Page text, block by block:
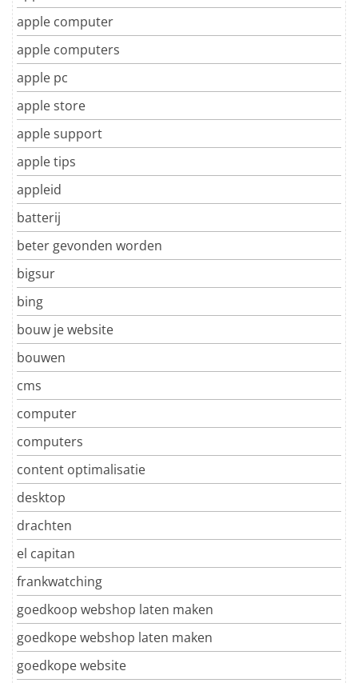
apple computer
apple computers
apple pc
apple store
apple support
apple tips
appleid
batterij
beter gevonden worden
bigsur
bing
bouw je website
bouwen
cms
computer
computers
content optimalisatie
desktop
drachten
el capitan
frankwatching
goedkoop webshop laten maken
goedkope webshop laten maken
goedkope website